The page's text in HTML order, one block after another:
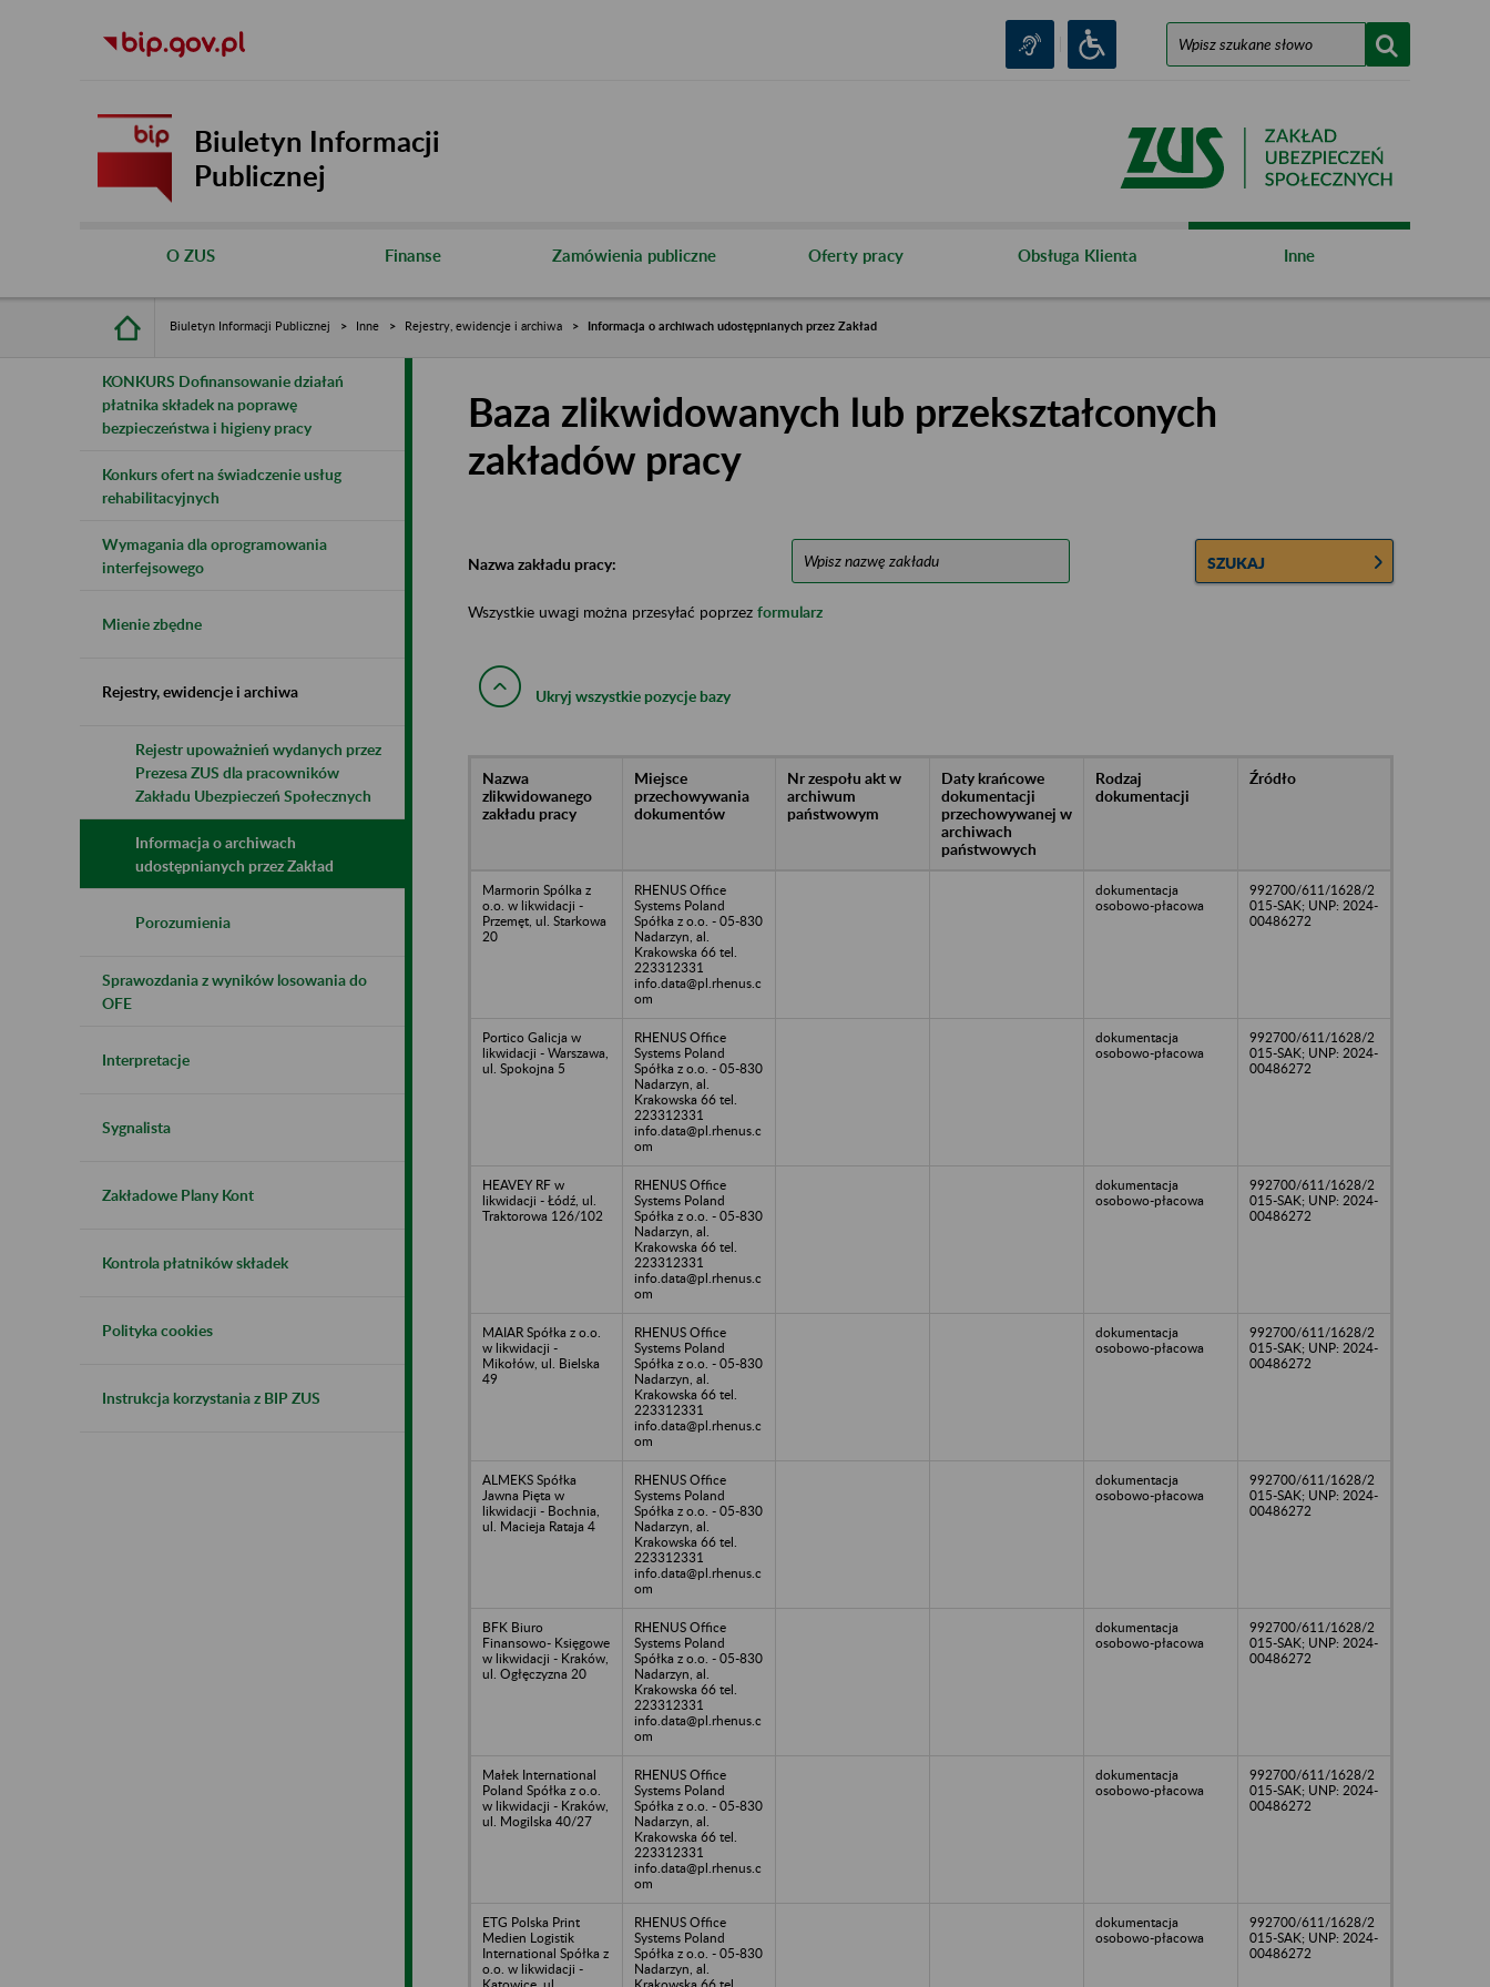
Biuletyn Informacji
Publicznej
O ZUS Finanse Zamówienia publiczne Oferty pracy Obsługa Klienta Inne
Biuletyn Informacji Publicznej Inne Rejestry, ewidencje i archiwa Informacja o archiwach udostępnianych przez Zakład
KONKURS Dofinansowanie działań
płatnika składek na poprawę
bezpieczeństwa i higieny pracy
Konkurs ofert na świadczenie usług
rehabilitacyjnych
Wymagania dla oprogramowania
interfejsowego
Mienie zbędne
Rejestry, ewidencje i archiwa
Rejestr upoważnień wydanych przez
Prezesa ZUS dla pracowników
Zakładu Ubezpieczeń Społecznych
Informacja o archiwach
udostępnianych przez Zakład
Porozumienia
Sprawozdania z wyników losowania do
OFE
Interpretacje
Sygnalista
Zakładowe Plany Kont
Kontrola płatników składek
Polityka cookies
Instrukcja korzystania z BIP ZUS
Baza zlikwidowanych lub przekształconych
zakładów pracy
Nazwa zakładu pracy: SZUKAJ
Wszystkie uwagi można przesyłać poprzez formularz
Ukryj wszystkie pozycje bazy
Nazwa
zlikwidowanego
zakładu pracy
Miejsce
przechowywania
dokumentów
Nr zespołu akt w
archiwum
państwowym
Daty krańcowe
dokumentacji
przechowywanej w
archiwach
państwowych
Rodzaj
dokumentacji
Źródło
Marmorin Spólka z
o.o. w likwidacji -
Przemęt, ul. Starkowa
20
RHENUS Office
Systems Poland
Spółka z o.o. - 05-830
Nadarzyn, al.
Krakowska 66 tel.
223312331
info.data@pl.rhenus.c
om
dokumentacja
osobowo-płacowa
992700/611/1628/2
015-SAK; UNP: 2024-
00486272
Portico Galicja w
likwidacji - Warszawa,
ul. Spokojna 5
RHENUS Office
Systems Poland
Spółka z o.o. - 05-830
Nadarzyn, al.
Krakowska 66 tel.
223312331
info.data@pl.rhenus.c
om
dokumentacja
osobowo-płacowa
992700/611/1628/2
015-SAK; UNP: 2024-
00486272
HEAVEY RF w
likwidacji - Łódź, ul.
Traktorowa 126/102
RHENUS Office
Systems Poland
Spółka z o.o. - 05-830
Nadarzyn, al.
Krakowska 66 tel.
223312331
info.data@pl.rhenus.c
om
dokumentacja
osobowo-płacowa
992700/611/1628/2
015-SAK; UNP: 2024-
00486272
MAIAR Spółka z o.o.
w likwidacji -
Mikołów, ul. Bielska
49
RHENUS Office
Systems Poland
Spółka z o.o. - 05-830
Nadarzyn, al.
Krakowska 66 tel.
223312331
info.data@pl.rhenus.c
om
dokumentacja
osobowo-płacowa
992700/611/1628/2
015-SAK; UNP: 2024-
00486272
ALMEKS Spółka
Jawna Pięta w
likwidacji - Bochnia,
ul. Macieja Rataja 4
RHENUS Office
Systems Poland
Spółka z o.o. - 05-830
Nadarzyn, al.
Krakowska 66 tel.
223312331
info.data@pl.rhenus.c
om
dokumentacja
osobowo-płacowa
992700/611/1628/2
015-SAK; UNP: 2024-
00486272
BFK Biuro
Finansowo- Księgowe
w likwidacji - Kraków,
ul. Ogłęczyzna 20
RHENUS Office
Systems Poland
Spółka z o.o. - 05-830
Nadarzyn, al.
Krakowska 66 tel.
223312331
info.data@pl.rhenus.c
om
dokumentacja
osobowo-płacowa
992700/611/1628/2
015-SAK; UNP: 2024-
00486272
Małek International
Poland Spółka z o.o.
w likwidacji - Kraków,
ul. Mogilska 40/27
RHENUS Office
Systems Poland
Spółka z o.o. - 05-830
Nadarzyn, al.
Krakowska 66 tel.
223312331
info.data@pl.rhenus.c
om
dokumentacja
osobowo-płacowa
992700/611/1628/2
015-SAK; UNP: 2024-
00486272
ETG Polska Print
Medien Logistik
International Spółka z
o.o. w likwidacji -
RHENUS Office
Systems Poland
Spółka z o.o. - 05-830
Nadarzyn, al.
dokumentacja
osobowo-płacowa
992700/611/1628/2
015-SAK; UNP: 2024-
00486272